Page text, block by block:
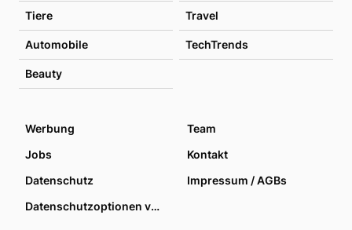
Tiere Travel
Automobile TechTrends
Beauty
Werbung
Team
Jobs
Kontakt
Datenschutz
Impressum / AGBs
Datenschutzoptionen verwalten